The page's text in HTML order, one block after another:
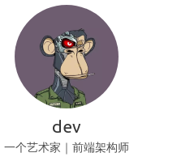
dev
一个艺术家｜前端架构师